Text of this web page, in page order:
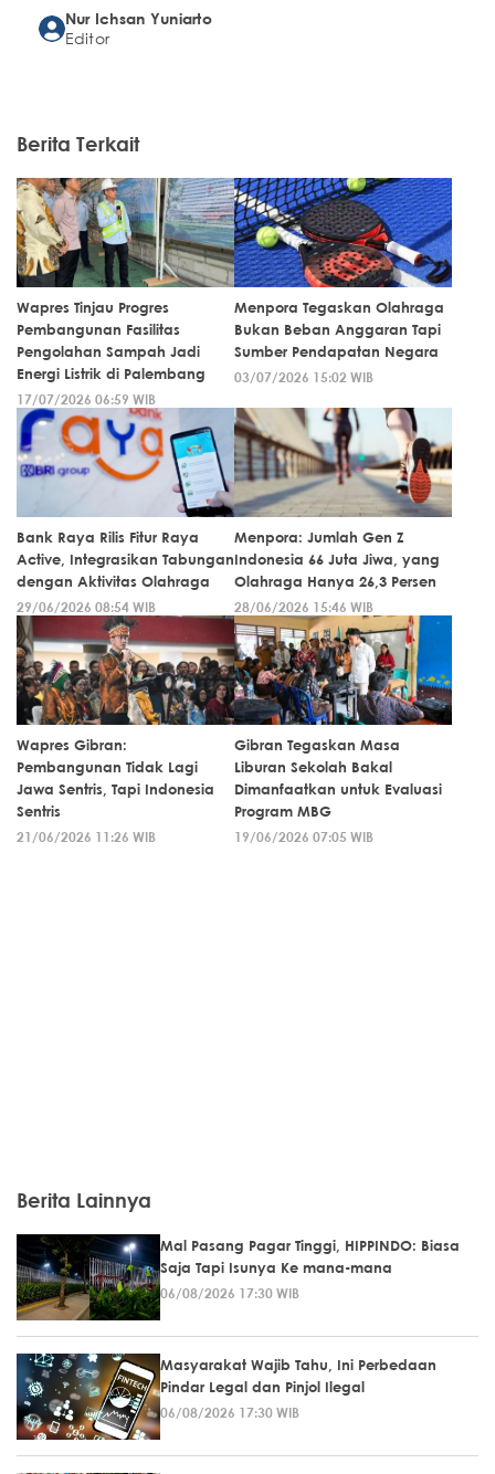
Nur Ichsan Yuniarto
Editor
Berita Terkait
Wapres Tinjau Progres
Pembangunan Fasilitas
Pengolahan Sampah Jadi
Energi Listrik di Palembang
17/07/2026 06:59 WIB
Menpora Tegaskan Olahraga
Bukan Beban Anggaran Tapi
Sumber Pendapatan Negara
03/07/2026 15:02 WIB
Bank Raya Rilis Fitur Raya
Active, Integrasikan Tabungan
dengan Aktivitas Olahraga
29/06/2026 08:54 WIB
Menpora: Jumlah Gen Z
Indonesia 66 Juta Jiwa, yang
Olahraga Hanya 26,3 Persen
28/06/2026 15:46 WIB
Wapres Gibran:
Pembangunan Tidak Lagi
Jawa Sentris, Tapi Indonesia
Sentris
21/06/2026 11:26 WIB
Gibran Tegaskan Masa
Liburan Sekolah Bakal
Dimanfaatkan untuk Evaluasi
Program MBG
19/06/2026 07:05 WIB
Berita Lainnya
Mal Pasang Pagar Tinggi, HIPPINDO: Biasa
Saja Tapi Isunya Ke mana-mana
06/08/2026 17:30 WIB
Masyarakat Wajib Tahu, Ini Perbedaan
Pindar Legal dan Pinjol Ilegal
06/08/2026 17:30 WIB